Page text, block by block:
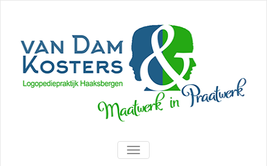
TOGGLE
NAVIGATION